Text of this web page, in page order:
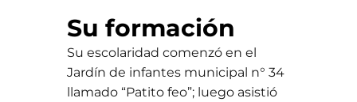
Su formación
Su escolaridad comenzó en el
Jardín de infantes municipal n° 34
llamado “Patito feo”; luego asistió